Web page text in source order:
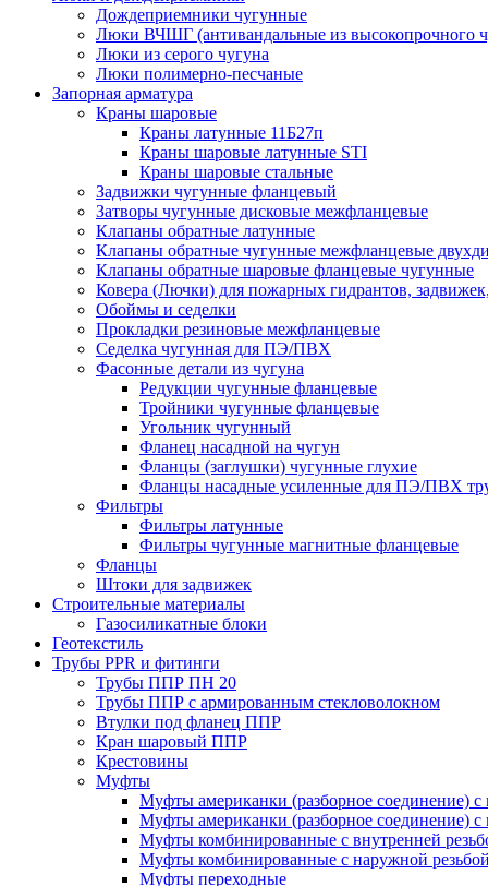
Дождеприемники чугунные
Люки ВЧШГ (антивандальные из высокопрочного
Люки из серого чугуна
Люки полимерно-песчаные
Запорная арматура
Краны шаровые
Краны латунные 11Б27п
Краны шаровые латунные STI
Краны шаровые стальные
Задвижки чугунные фланцевый
Затворы чугунные дисковые межфланцевые
Клапаны обратные латунные
Клапаны обратные чугунные межфланцевые
Клапаны обратные шаровые фланцевые чугунные
Ковера (Лючки) для пожарных гидрантов,
Обоймы и седелки
Прокладки резиновые межфланцевые
Седелка чугунная для ПЭ/ПВХ
Фасонные детали из чугуна
Редукции чугунные фланцевые
Тройники чугунные фланцевые
Угольник чугунный
Фланец насадной на чугун
Фланцы (заглушки) чугунные глухие
Фланцы насадные усиленные для ПЭ/ПВХ
Фильтры
Фильтры латунные
Фильтры чугунные магнитные фланцевые
Фланцы
Штоки для задвижек
Строительные материалы
Газосиликатные блоки
Геотекстиль
Трубы PPR и фитинги
Трубы ППР ПН 20
Трубы ППР с армированным стекловолокном
Втулки под фланец ППР
Кран шаровый ППР
Крестовины
Муфты
Муфты американки (разборное соединение) с
Муфты американки (разборное соединение) с
Муфты комбинированные с внутренней
Муфты комбинированные с наружной резьбой
Муфты переходные